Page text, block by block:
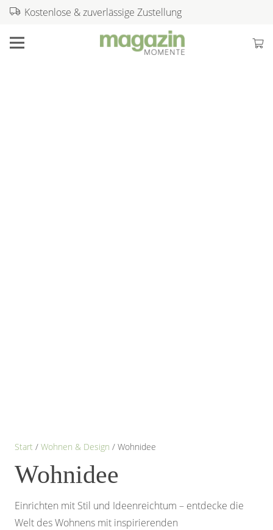
Kostenlose & zuverlässige Zustellung
Start / Wohnen & Design / Wohnidee
Wohnidee
Einrichten mit Stil und Ideenreichtum – entdecke die
Welt des Wohnens mit inspirierenden